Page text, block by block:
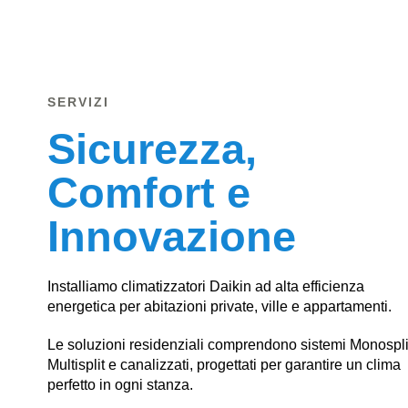
SERVIZI
Sicurezza,
Comfort e
Innovazione
Installiamo climatizzatori Daikin ad alta efficienza
energetica per abitazioni private, ville e appartamenti.
Le soluzioni residenziali comprendono sistemi
Multisplit e canalizzati, progettati per garantire un clima
perfetto in ogni stanza.